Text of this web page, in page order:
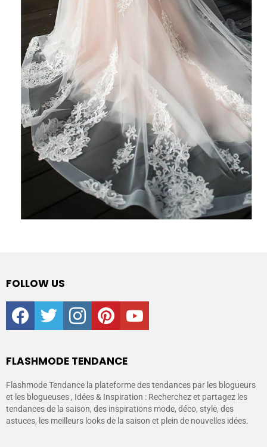
FOLLOW US
facebooktwitter instagrampinterestyoutube
FLASHMODE TENDANCE
Flashmode Tendance la plateforme des tendances par les blogueurs
et les blogueuses , Idées & Inspiration : Recherchez et partagez les
tendances de la saison, des inspirations mode, déco, style, des
astuces, les meilleurs looks de la saison et plein de nouvelles idées.